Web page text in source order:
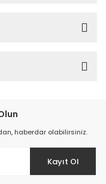
haberdar olabilirsiniz.
Kayıt Ol